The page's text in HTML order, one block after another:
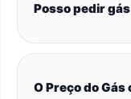
Posso pedir
O Preço do